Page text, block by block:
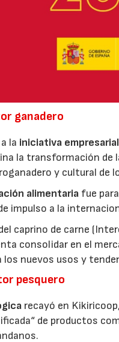
ganadero
la iniciativa empresarial
la transformación de
y cultural de
alimentaria fue
impulso a la
caprino de carne
consolidar en el
nuevos usos y
pesquero
recayó en
de productos